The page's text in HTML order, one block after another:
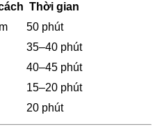
Thời gian
50 phút
35–40 phút
40–45 phút
15–20 phút
20 phút